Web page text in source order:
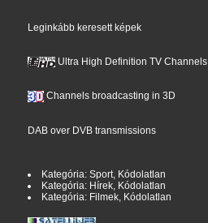
Leginkább keresett képek
Ultra High Definition TV Channels
Channels broadcasting in 3D
DAB over DVB transmissions
Kategória: Sport, Kódolatlan
Kategória: Hírek, Kódolatlan
Kategória: Filmek, Kódolatlan